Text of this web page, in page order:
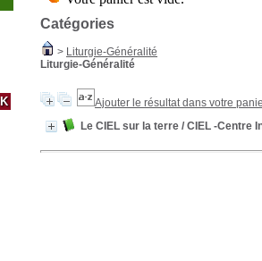
Catégories
> Liturgie-Généralité
Liturgie-Généralité
Ajouter le résultat dans votre
Le CIEL sur la terre / CIEL -Centre